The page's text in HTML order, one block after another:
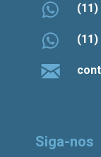
(11)
(11)
Siga-nos